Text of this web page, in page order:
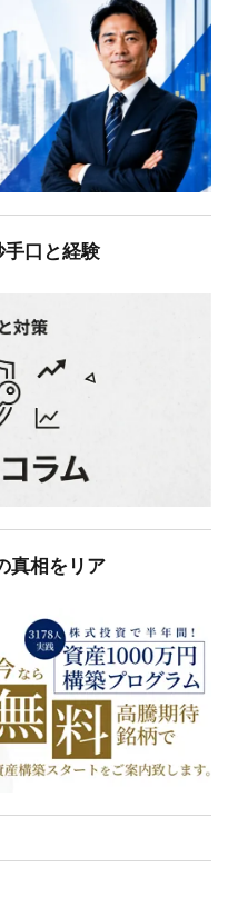
手口と経験
真相をリア